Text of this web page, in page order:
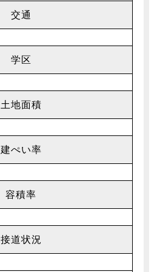
交通
学区
土地面積
建ぺい率
容積率
接道状況